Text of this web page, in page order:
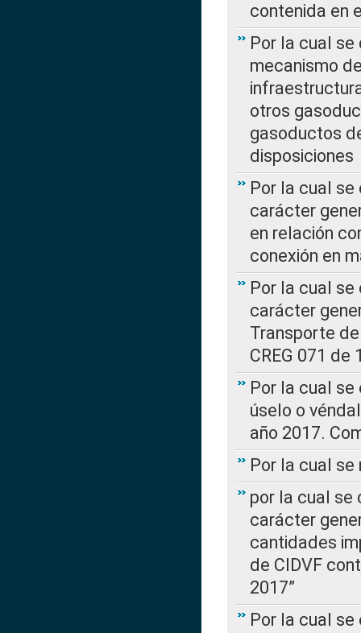
contenida en
Por la cual se
mecanismo
otros
gasoductos
disposiciones
Por la cual
carácter
en relación
conexión en
Por la cual
carácter
Transporte
CREG 071 de
Por la cual
úselo o
año 2017.
Por la cual se
por la cual se
carácter
cantidades
de CIDVF
2017”
Por la cual